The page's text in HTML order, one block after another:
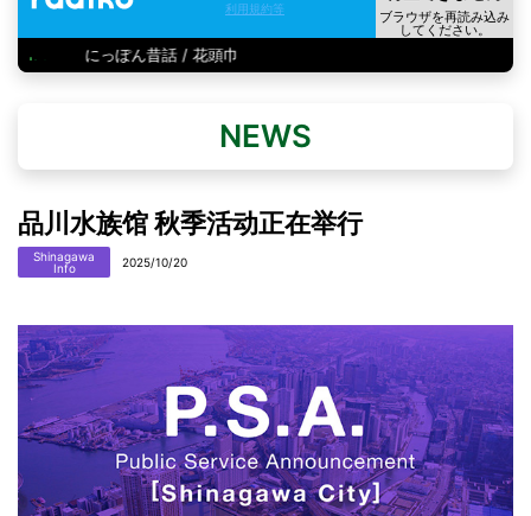
利用規約等
にっぽん昔話 / 花頭巾
NEWS
品川水族馆 秋季活动正在举行
Shinagawa
Info
2025/10/20